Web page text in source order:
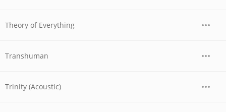
Theory of Everything
Transhuman
Trinity (Acoustic)